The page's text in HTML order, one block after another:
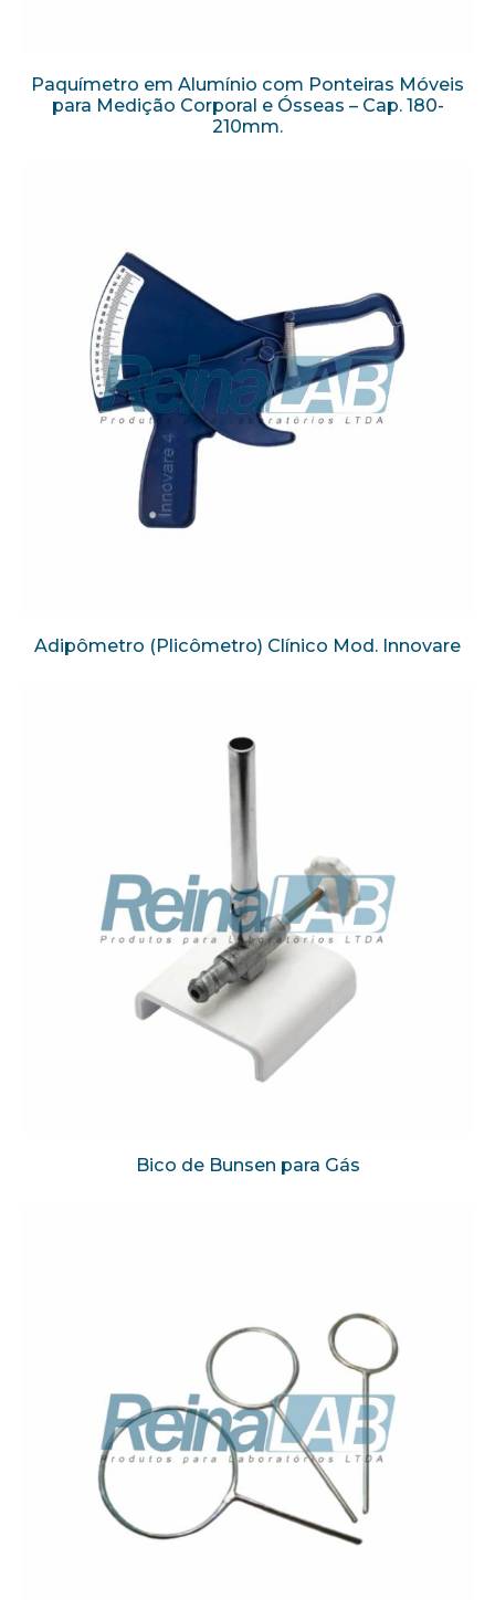
Paquímetro em Alumínio com Ponteiras Móveis
para Medição Corporal e Ósseas – Cap. 180-
210mm.
Adipômetro (Plicômetro) Clínico Mod. Innovare
Bico de Bunsen para Gás